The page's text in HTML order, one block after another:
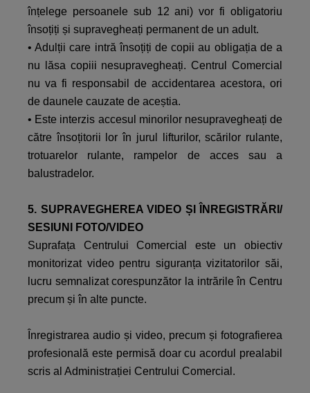
înțelege persoanele sub 12 ani) vor fi obligatoriu
însoțiți și supravegheați permanent de un adult.
• Adulții care intră însoțiți de copii au obligația de a
nu lăsa copiii nesupravegheați. Centrul Comercial
nu va fi responsabil de accidentarea acestora, ori
de daunele cauzate de aceștia.
• Este interzis accesul minorilor nesupravegheați de
către însoțitorii lor în jurul lifturilor, scărilor rulante,
trotuarelor rulante, rampelor de acces sau a
balustradelor.
5. SUPRAVEGHEREA VIDEO ȘI ÎNREGISTRĂRI/
SESIUNI FOTO/VIDEO
Suprafața Centrului Comercial este un obiectiv
monitorizat video pentru siguranța vizitatorilor săi,
lucru semnalizat corespunzător la intrările în Centru
precum și în alte puncte.
Înregistrarea audio și video, precum și fotografierea
profesională este permisă doar cu acordul prealabil
scris al Administrației Centrului Comercial.